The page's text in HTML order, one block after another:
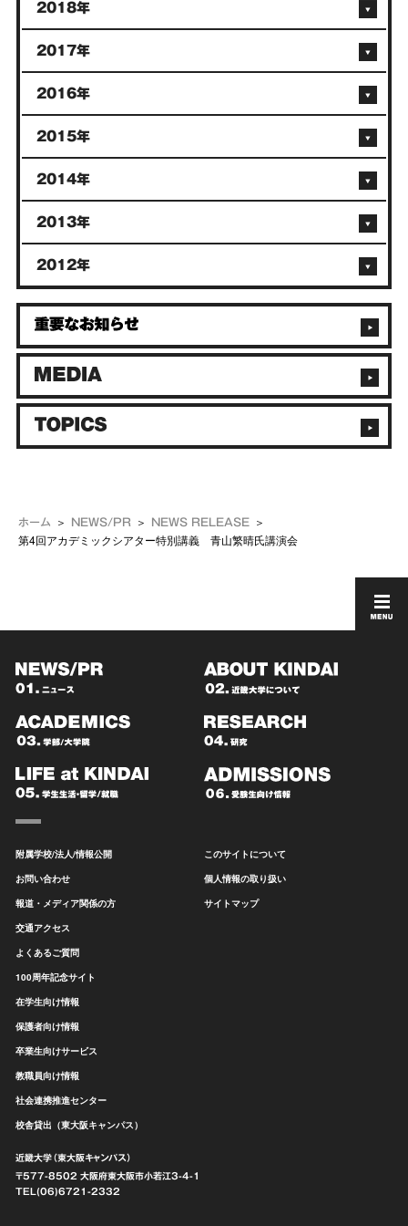
ホーム NEWS/PR NEWS RELEASE
第4回アカデミックシアター特別講義 青山繁晴氏講演会
2018年
2017年
2016年
2015年
2014年
2013年
2012年
附属学校/法人/情報公開
お問い合わせ
報道・メディア関係の方
交通アクセス
よくあるご質問
100周年記念サイト
在学生向け情報
保護者向け情報
卒業生向けサービス
教職員向け情報
社会連携推進センター
校舎貸出（東大阪キャンパス）
このサイトについて
個人情報の取り扱い
サイトマップ
近畿大学（東大阪キャンパス）
〒577-8502 大阪府東大阪市小若江3-4-1
TEL(06)6721-2332